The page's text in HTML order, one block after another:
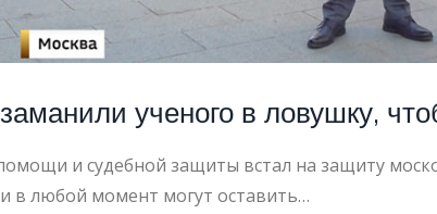
ученого в ловушку,
и судебной защиты встал на защиту
в любой момент могут оставить…